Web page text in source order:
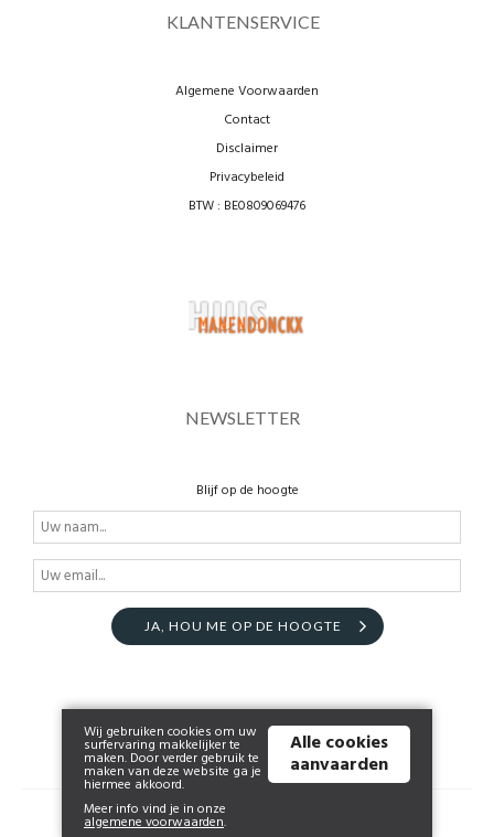
KLANTENSERVICE
Algemene Voorwaarden
Contact
Disclaimer
Privacybeleid
BTW : BE0809069476
NEWSLETTER
Blijf op de hoogte
JA, HOU ME OP DE HOOGTE
© 2026 www.huismanendonckx.be | Powered by
Wij gebruiken cookies om uw
surfervaring makkelijker te
maken. Door verder gebruik te
maken van deze website ga je
hiermee akkoord.
Meer info vind je in onze
algemene voorwaarden.
Alle cookies
aanvaarden